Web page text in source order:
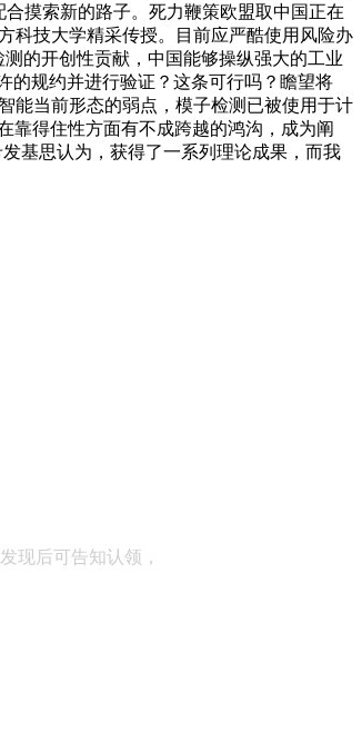
摸索新的路子。死力鞭策欧盟取中国正在
科技大学精采传授。目前应严酷使用风险办
的开创性贡献，中国能够操纵强大的工业
的规约并进行验证？这条可行吗？瞻望将
能当前形态的弱点，模子检测已被使用于计
靠得住性方面有不成跨越的鸿沟，成为阐
基思认为，获得了一系列理论成果，而我
现后可告知认领，